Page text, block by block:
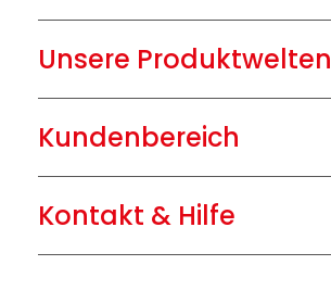
Unsere Produktwelten
Kundenbereich
Kontakt & Hilfe